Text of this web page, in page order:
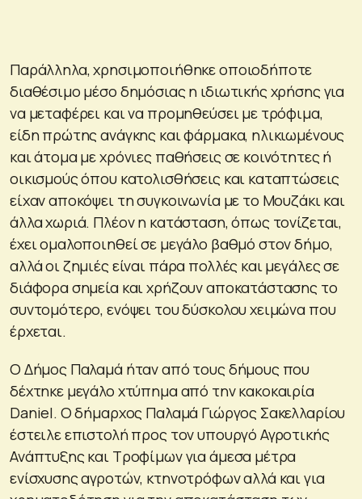
Παράλληλα, χρησιμοποιήθηκε οποιοδήποτε
διαθέσιμο μέσο δημόσιας η ιδιωτικής χρήσης για
να μεταφέρει και να προμηθεύσει με τρόφιμα,
είδη πρώτης ανάγκης και φάρμακα, ηλικιωμένους
και άτομα με χρόνιες παθήσεις σε κοινότητες ή
οικισμούς όπου κατολισθήσεις και καταπτώσεις
είχαν αποκόψει τη συγκοινωνία με το Μουζάκι και
άλλα χωριά. Πλέον η κατάσταση, όπως τονίζεται,
έχει ομαλοποιηθεί σε μεγάλο βαθμό στον δήμο,
αλλά οι ζημιές είναι πάρα πολλές και μεγάλες σε
διάφορα σημεία και χρήζουν αποκατάστασης το
συντομότερο, ενόψει του δύσκολου χειμώνα που
έρχεται.
Ο Δήμος Παλαμά ήταν από τους δήμους που
δέχτηκε μεγάλο χτύπημα από την κακοκαιρία
Daniel. Ο δήμαρχος Παλαμά Γιώργος Σακελλαρίου
έστειλε επιστολή προς τον υπουργό Αγροτικής
Ανάπτυξης και Τροφίμων για άμεσα μέτρα
ενίσχυσης αγροτών, κτηνοτρόφων αλλά και για